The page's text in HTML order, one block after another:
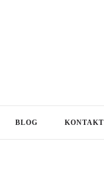
BLOG KONTAKT